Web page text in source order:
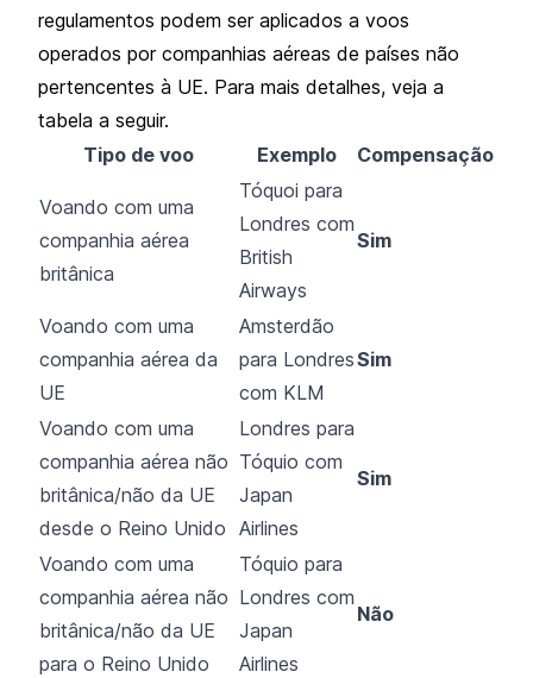
regulamentos podem ser aplicados a voos
operados por companhias aéreas de países não
pertencentes à UE. Para mais detalhes, veja a
tabela a seguir.
Tipo de voo
Exemplo Compensação
Voando com uma
companhia aérea
britânica
Tóquoi para
Londres com
British
Airways
Sim
Voando com uma
companhia aérea da
UE
Amsterdão
para Londres
com KLM
Sim
Voando com uma
companhia aérea não
britânica/não da UE
desde o Reino Unido
Londres para
Tóquio com
Japan
Airlines
Sim
Voando com uma
companhia aérea não
britânica/não da UE
para o Reino Unido
Tóquio para
Londres com
Japan
Airlines
Não